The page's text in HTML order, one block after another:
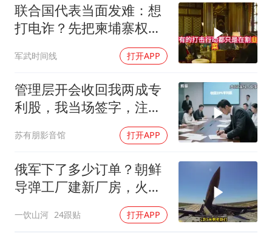
985博士后被曝在妻子孕期出轨后续
OpenAI为免费用户升级GPT-5.6 Luna
如何把百年大党建设得更加坚强有力？
联合国代表当面发难：想
打电诈？先把柬埔寨权贵
军武时间线 打开APP
管理层开会收回我两成专
利股，我当场签字，注销
核心技术授权，全员慌了
苏有朋影音馆 打开APP
俄军下了多少订单？朝鲜
导弹工厂建新厂房，火星
11让乌军印象深刻
一饮山河 24跟贴 打开APP